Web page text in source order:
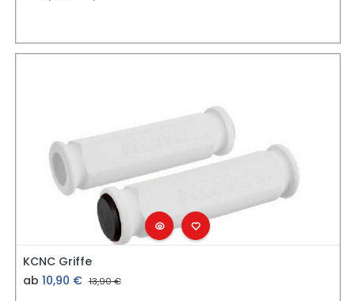
KCNC Griffe
ab 10,90 € 13,90€